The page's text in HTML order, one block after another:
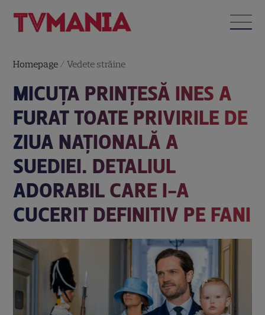
Homepage /Vedete străine
MICUȚA PRINȚESĂ INES A
FURAT TOATE PRIVIRILE DE
ZIUA NAȚIONALĂ A
SUEDIEI. DETALIUL
ADORABIL CARE I-A
CUCERIT DEFINITIV PE FANI